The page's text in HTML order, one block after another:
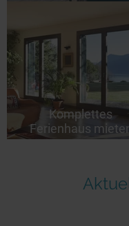
Komplettes
Ferienhaus